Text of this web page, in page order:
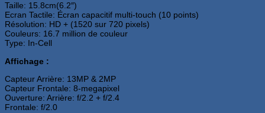
Taille: 15.8cm(6.2″)
Ecran Tactile: Écran capacitif multi-touch (10 points)
Résolution: HD + (1520 sur 720 pixels)
Couleurs: 16.7 million de couleur
Type: In-Cell
Affichage :
Capteur Arrière: 13MP & 2MP
Capteur Frontale: 8-megapixel
Ouverture: Arrière: f/2.2 + f/2.4
Frontale: f/2.0